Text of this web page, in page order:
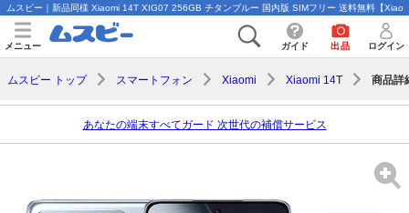
ムスビー｜新品同様 Xiaomi 14T XIG07 256GB チタンブルー 国内版 SIMフリー 送料無料【
メニュー ガイド 出品 ログイン
ムスビー トップ スマートフォン Xiaomi Xiaomi 14T 商品詳
あなたの端末すべてガード 次世代の補償サービス